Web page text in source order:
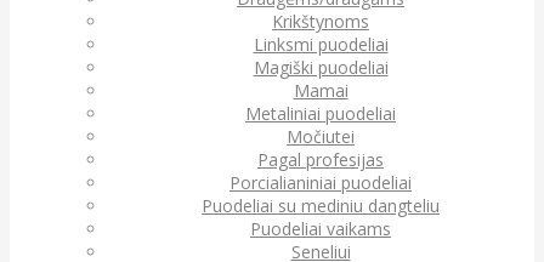
Krikštynoms
Linksmi puodeliai
Magiški puodeliai
Mamai
Metaliniai puodeliai
Močiutei
Pagal profesijas
Porcialianiniai puodeliai
Puodeliai su mediniu dangteliu
Puodeliai vaikams
Seneliui